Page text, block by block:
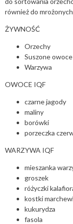
również do
ŻYWNOŚĆ
​Orzechy
Suszone owoce
Warzywa
OWOCE IQF
czarne jagody
maliny
borówki
porzeczka
WARZYWA IQF
mieszanka
groszek
różyczki
kostki
kukurydza
fasola